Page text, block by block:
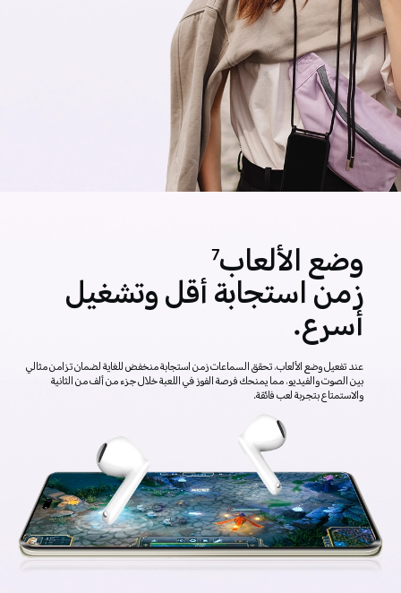
وضع الألعاب7
زمن استجابة أقل وتشغيل
أسرع.
عند تفعيل وضع الألعاب، تحقق السماعات زمن استجابة منخفض للغاية لضمان تزامن مثالي
بين الصوت والفيديو، مما يمنحك فرصة الفوز في اللعبة خلال جزء من ألف من الثانية
والاستمتاع بتجربة لعب فائقة.